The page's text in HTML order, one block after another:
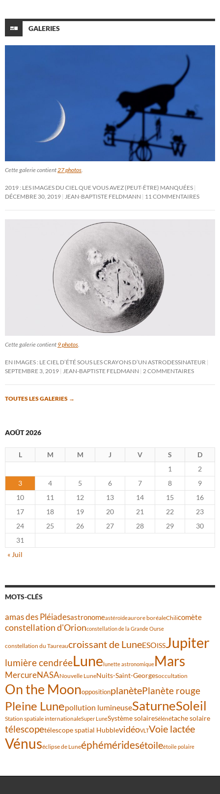
GALERIES
Cette galerie contient27 photos.
2019 : LES IMAGES DU CIEL QUE VOUS AVEZ (PEUT-ÊTRE) MANQUÉES
DÉCEMBRE 30, 2019 JEAN-BAPTISTE FELDMANN 11 COMMENTAIRES
Cette galerie contient 9 photos.
EN IMAGES : LE CIEL D’ÉTÉ SOUS LES CRAYONS D’UN ASTRODESSINATEUR
SEPTEMBRE 3, 2019 JEAN-BAPTISTE FELDMANN 2 COMMENTAIRES
TOUTES LES GALERIES →
AOÛT 2026
L M M J V S
D
1
2
3
4 5 6 7 8
9
10
11 12 13 14 15
16
17
18 19 20 21 22
23
24
25 26 27 28 29
30
31
« Juil
MOTS-CLÉS
amas des Pléiadesastronomeastéroïdeaurore boréaleChilicomète
constellation d'Orionconstellation de la Grande Ourse
constellation du Taureaucroissant de LuneESOISSJupiter
lumière cendréeLune lunette astronomiqueMars
MercureNASANouvelle LuneNuits-Saint-Georgesoccultation
On the MoonoppositionplanètePlanète rouge
Pleine Lunepollution lumineuseSaturneSoleil
Station spatiale internationaleSuper LuneSystème solaireSélénétache solaire
télescopetélescope spatial HubblevidéoVLTVoie lactée
Vénuséclipse de Luneéphéméridesétoileétoile polaire